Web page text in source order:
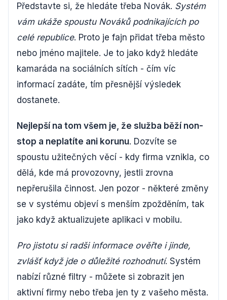
Představte si, že hledáte třeba Novák. Systém
vám ukáže spoustu Nováků podnikajících po
celé republice. Proto je fajn přidat třeba město
nebo jméno majitele. Je to jako když hledáte
kamaráda na sociálních sítích - čím víc
informací zadáte, tím přesnější výsledek
dostanete.
Nejlepší na tom všem je, že služba běží non-
stop a neplatíte ani korunu. Dozvíte se
spoustu užitečných věcí - kdy firma vznikla, co
dělá, kde má provozovny, jestli zrovna
nepřerušila činnost. Jen pozor - některé změny
se v systému objeví s menším zpožděním, tak
jako když aktualizujete aplikaci v mobilu.
Pro jistotu si radši informace ověřte i jinde,
zvlášť když jde o důležité rozhodnutí. Systém
nabízí různé filtry - můžete si zobrazit jen
aktivní firmy nebo třeba jen ty z vašeho města.